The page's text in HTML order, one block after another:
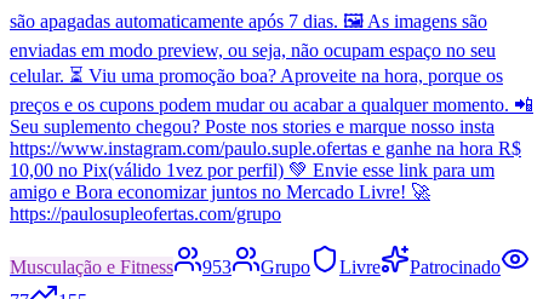
são apagadas automaticamente após 7 dias. 🖼️ As imagens são
enviadas em modo preview, ou seja, não ocupam espaço no seu
celular. ⏳ Viu uma promoção boa? Aproveite na hora, porque os
preços e os cupons podem mudar ou acabar a qualquer momento. 📲
Seu suplemento chegou? Poste nos stories e marque nosso insta
https://www.instagram.com/paulo.suple.ofertas e ganhe na hora R$
10,00 no Pix(válido 1vez por perfil) 💚 Envie esse link para um
amigo e Bora economizar juntos no Mercado Livre! 🚀
https://paulosupleofertas.com/grupo
Musculação e Fitness 953 Grupo Livre
Patrocinado